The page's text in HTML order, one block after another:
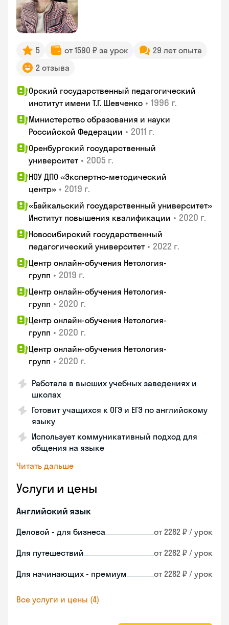
5 от 1590 ₽ за урок
29 лет опыта
2 отзыва
Орский государственный педагогический
институт имени Т.Г. Шевченко • 1996 г.
Министерство образования и науки
Российской Федерации • 2011 г.
Оренбургский государственный
университет • 2005 г.
НОУ ДПО «Экспертно-методический
центр» • 2019 г.
«Байкальский государственный университет»
Институт повышения квалификации • 2020 г.
Новосибирский государственный
педагогический университет • 2022 г.
Центр онлайн-обучения Нетология-
групп • 2019 г.
Центр онлайн-обучения Нетология-
групп • 2020 г.
Центр онлайн-обучения Нетология-
групп • 2020 г.
Центр онлайн-обучения Нетология-
групп • 2020 г.
Работала в высших учебных заведениях и
школах
Готовит учащихся к ОГЭ и ЕГЭ по английскому
языку
Использует коммуникативный подход для
общения на языке
Читать дальше
Услуги и цены
Английский язык
Деловой - для бизнеса от 2282 ₽ / урок
Для путешествий от 2282 ₽ / урок
Для начинающих - премиум от 2282 ₽ / урок
Все услуги и цены (4)